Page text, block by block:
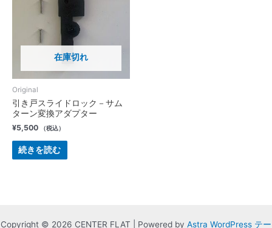
在庫切れ
Original
引き戸スライドロック－サム
ターン変換アダプター
¥5,500 （税込）
続きを読む
Copyright © 2026 CENTER FLAT | Powered by Astra WordPress テー